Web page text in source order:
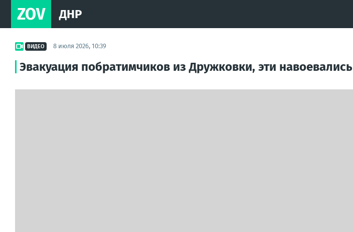
ZOV ДНР
ВИДЕО 8 июля 2026, 10:39
Эвакуация побратимчиков из Дружковки, эти навоевались